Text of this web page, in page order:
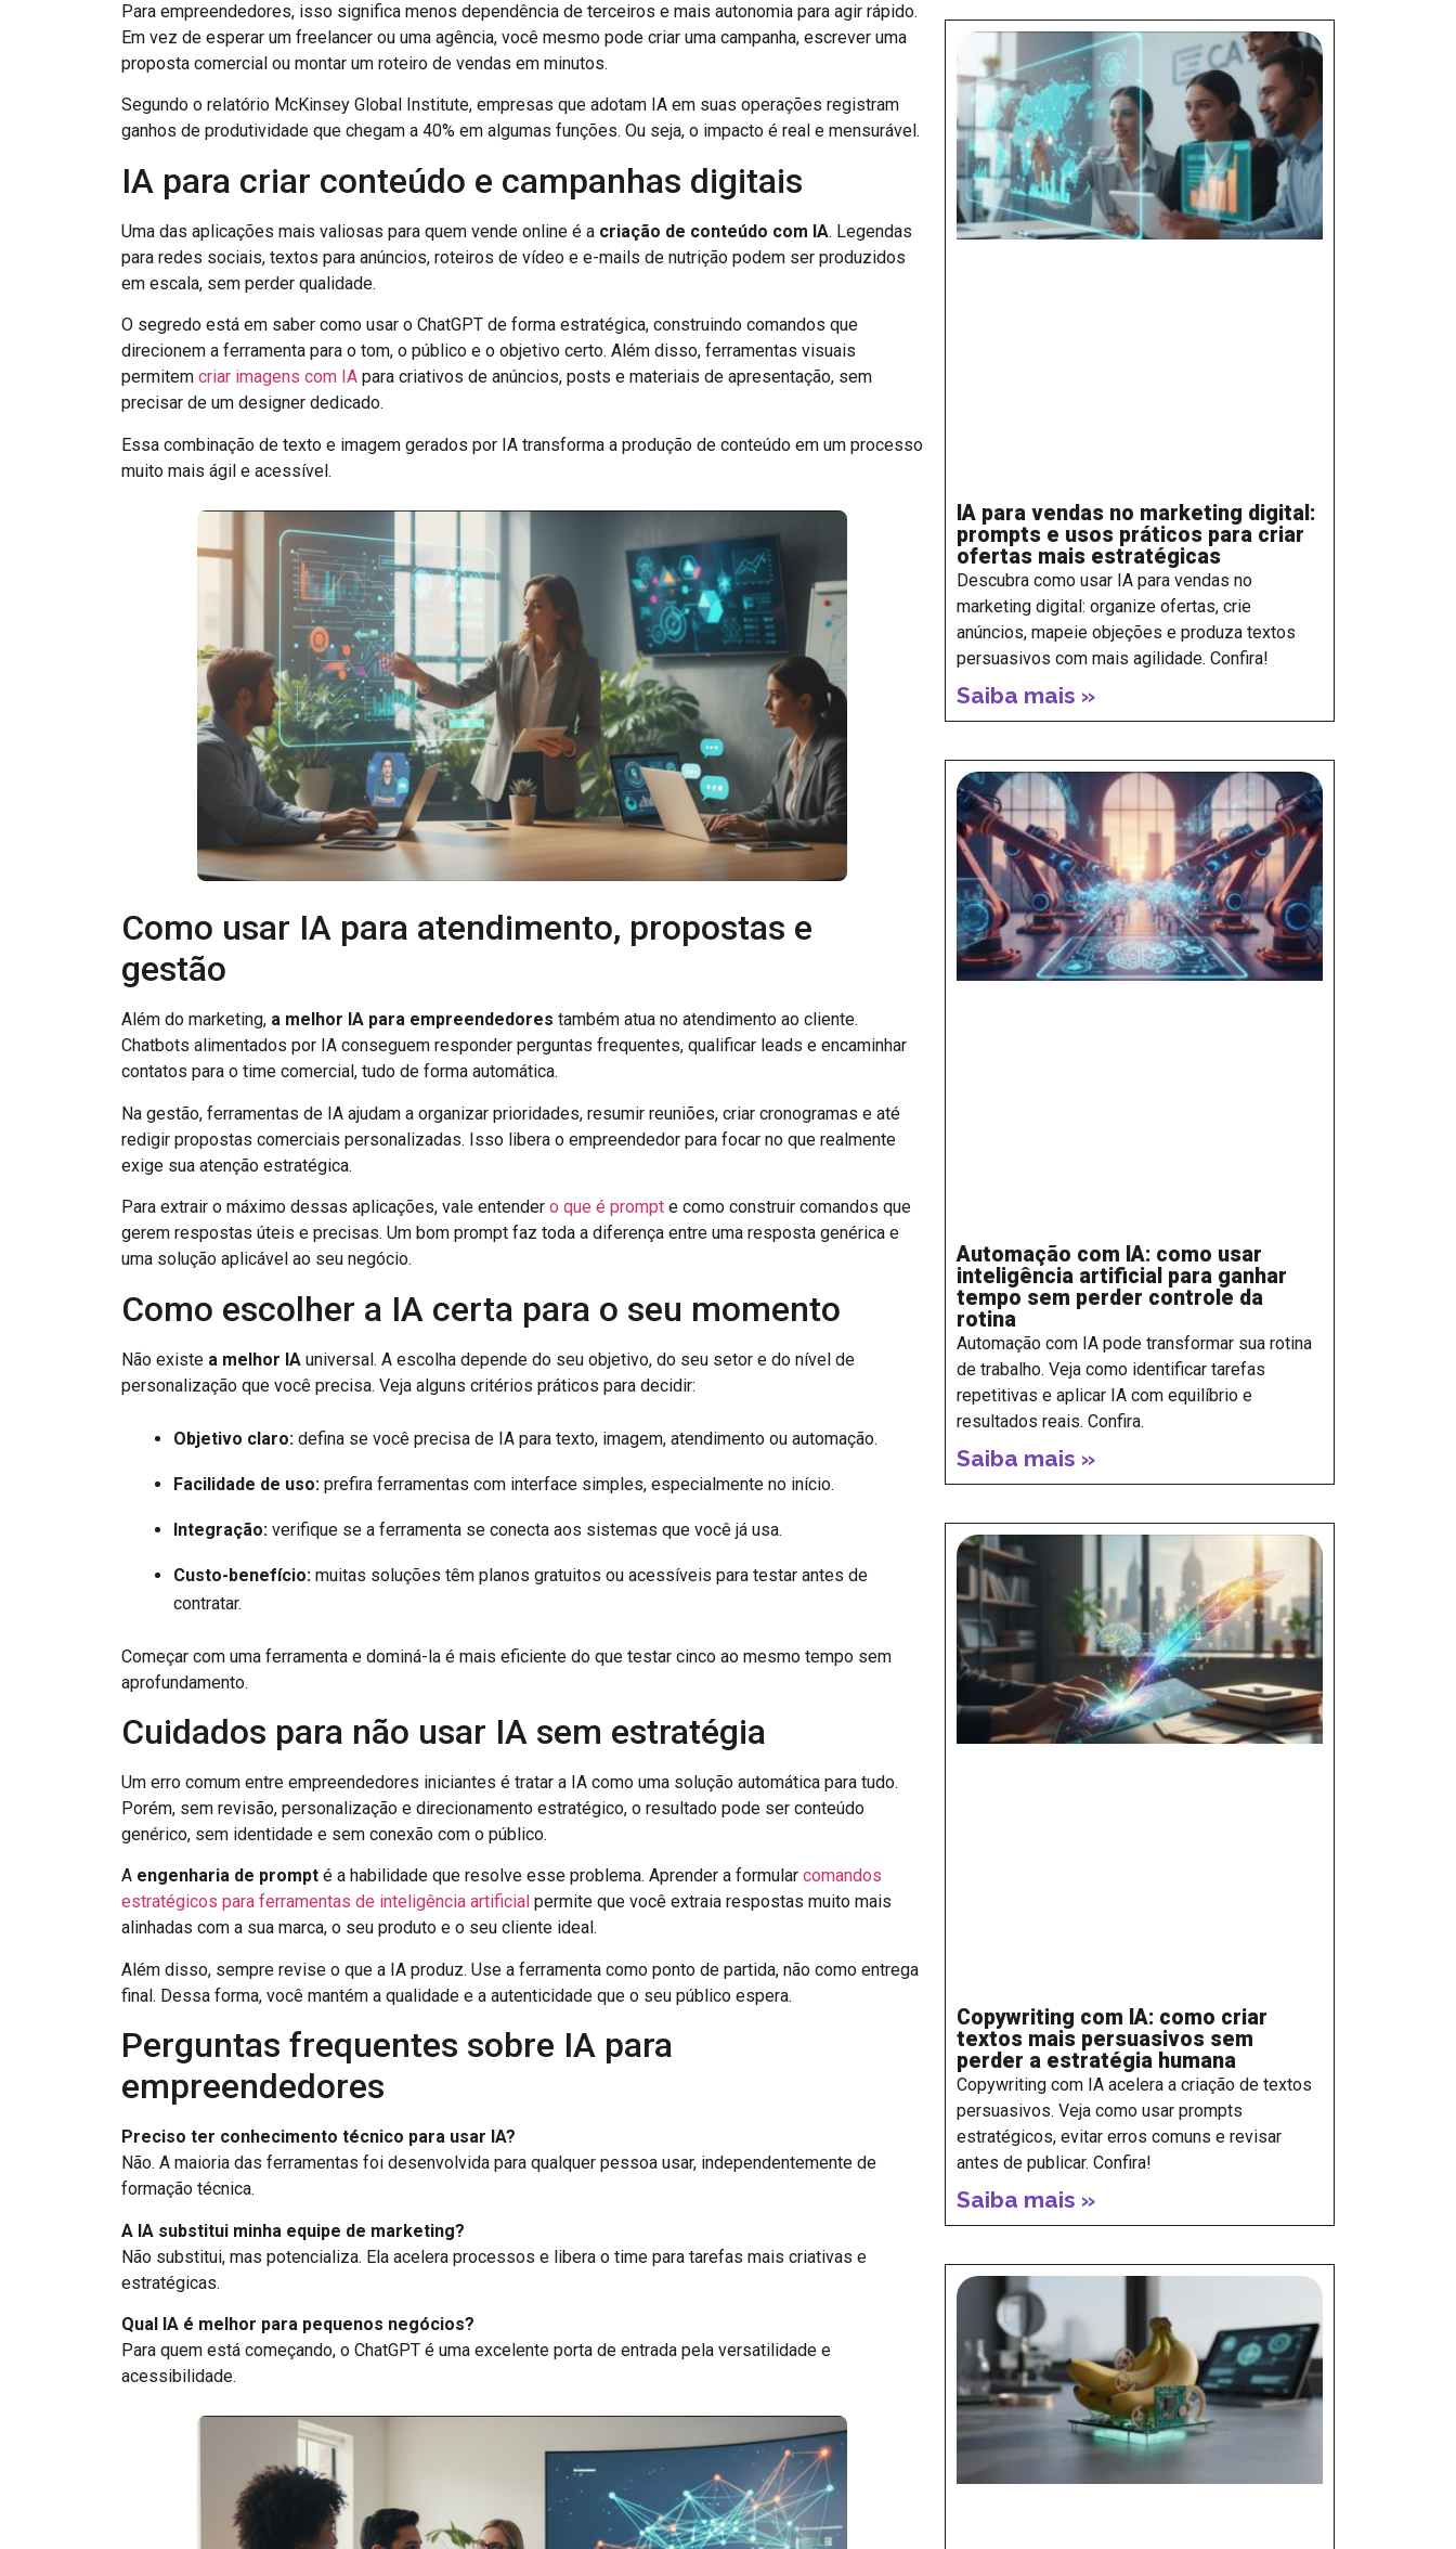
Para empreendedores, isso significa menos dependência de terceiros e mais autonomia para agir rápido.
Em vez de esperar um freelancer ou uma agência, você mesmo pode criar uma campanha, escrever uma
proposta comercial ou montar um roteiro de vendas em minutos.
Segundo o relatório McKinsey Global Institute, empresas que adotam IA em suas operações registram
ganhos de produtividade que chegam a 40% em algumas funções. Ou seja, o impacto é real e mensurável.
IA para criar conteúdo e campanhas digitais
Uma das aplicações mais valiosas para quem vende online é a criação de conteúdo com IA. Legendas
para redes sociais, textos para anúncios, roteiros de vídeo e e-mails de nutrição podem ser produzidos
em escala, sem perder qualidade.
O segredo está em saber como usar o ChatGPT de forma estratégica, construindo comandos que
direcionem a ferramenta para o tom, o público e o objetivo certo. Além disso, ferramentas visuais
permitem criar imagens com IA para criativos de anúncios, posts e materiais de apresentação, sem
precisar de um designer dedicado.
Essa combinação de texto e imagem gerados por IA transforma a produção de conteúdo em um processo
muito mais ágil e acessível.
Como usar IA para atendimento, propostas e
gestão
Além do marketing, a melhor IA para empreendedores também atua no atendimento ao cliente.
Chatbots alimentados por IA conseguem responder perguntas frequentes, qualificar leads e encaminhar
contatos para o time comercial, tudo de forma automática.
Na gestão, ferramentas de IA ajudam a organizar prioridades, resumir reuniões, criar cronogramas e até
redigir propostas comerciais personalizadas. Isso libera o empreendedor para focar no que realmente
exige sua atenção estratégica.
Para extrair o máximo dessas aplicações, vale entender o que é prompt e como construir comandos que
gerem respostas úteis e precisas. Um bom prompt faz toda a diferença entre uma resposta genérica e
uma solução aplicável ao seu negócio.
Como escolher a IA certa para o seu momento
Não existe a melhor IA universal. A escolha depende do seu objetivo, do seu setor e do nível de
personalização que você precisa. Veja alguns critérios práticos para decidir:
Objetivo claro: defina se você precisa de IA para texto, imagem, atendimento ou automação.
Facilidade de uso: prefira ferramentas com interface simples, especialmente no início.
Integração: verifique se a ferramenta se conecta aos sistemas que você já usa.
Custo-benefício: muitas soluções têm planos gratuitos ou acessíveis para testar antes de
contratar.
Começar com uma ferramenta e dominá-la é mais eficiente do que testar cinco ao mesmo tempo sem
aprofundamento.
Cuidados para não usar IA sem estratégia
Um erro comum entre empreendedores iniciantes é tratar a IA como uma solução automática para tudo.
Porém, sem revisão, personalização e direcionamento estratégico, o resultado pode ser conteúdo
genérico, sem identidade e sem conexão com o público.
A engenharia de prompt é a habilidade que resolve esse problema. Aprender a formular comandos
estratégicos para ferramentas de inteligência artificial permite que você extraia respostas muito mais
alinhadas com a sua marca, o seu produto e o seu cliente ideal.
Além disso, sempre revise o que a IA produz. Use a ferramenta como ponto de partida, não como entrega
final. Dessa forma, você mantém a qualidade e a autenticidade que o seu público espera.
Perguntas frequentes sobre IA para
empreendedores
Preciso ter conhecimento técnico para usar IA?
Não. A maioria das ferramentas foi desenvolvida para qualquer pessoa usar, independentemente de
formação técnica.
A IA substitui minha equipe de marketing?
Não substitui, mas potencializa. Ela acelera processos e libera o time para tarefas mais criativas e
estratégicas.
Qual IA é melhor para pequenos negócios?
Para quem está começando, o ChatGPT é uma excelente porta de entrada pela versatilidade e
acessibilidade.
IA para vendas no marketing digital:
prompts e usos práticos para criar
ofertas mais estratégicas
Descubra como usar IA para vendas no
marketing digital: organize ofertas, crie
anúncios, mapeie objeções e produza textos
persuasivos com mais agilidade. Confira!
Saiba mais »
Automação com IA: como usar
inteligência artificial para ganhar
tempo sem perder controle da
rotina
Automação com IA pode transformar sua rotina
de trabalho. Veja como identificar tarefas
repetitivas e aplicar IA com equilíbrio e
resultados reais. Confira.
Saiba mais »
Copywriting com IA: como criar
textos mais persuasivos sem
perder a estratégia humana
Copywriting com IA acelera a criação de textos
persuasivos. Veja como usar prompts
estratégicos, evitar erros comuns e revisar
antes de publicar. Confira!
Saiba mais »